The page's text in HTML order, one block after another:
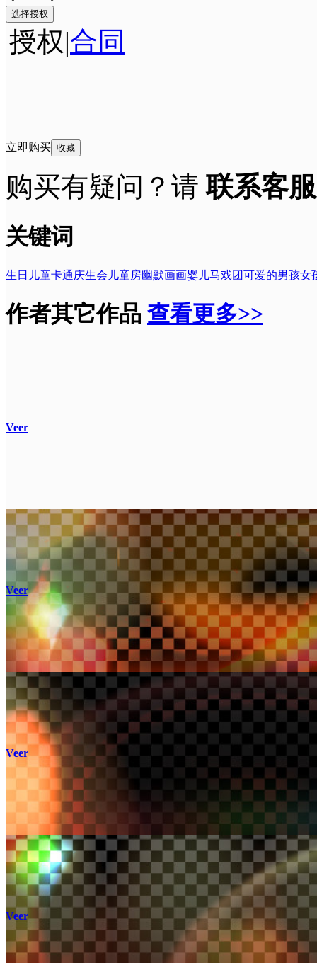
选择授权
授权|合同
立即购买 收藏
购买有疑问？请联系客服
关键词
生日 儿童卡通庆生会 儿童房幽默画画婴儿马戏团可爱的男孩女
作者其它作品 查看更多>>
Veer
Veer
Veer
Veer